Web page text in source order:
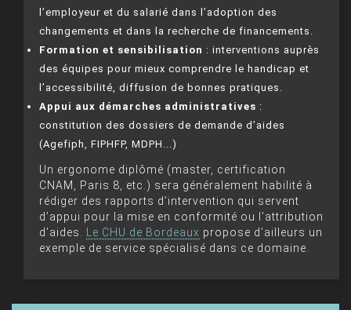
l’employeur et du salarié dans l’adoption des
changements et dans la recherche de financements.
Formation et sensibilisation : interventions auprès
des équipes pour mieux comprendre le handicap et
l’accessibilité, diffusion de bonnes pratiques.
Appui aux démarches administratives :
constitution des dossiers de demande d’aides
(Agefiph, FIPHFP, MDPH...)
Un ergonome diplômé (master, certification
CNAM, Paris 8, etc.) sera généralement habilité à
rédiger des rapports d’intervention qui servent
d’appui pour la mise en conformité ou l’attribution
d’aides.
Le CHU de Bordeaux propose d’ailleurs un
exemple de service spécialisé dans ce domaine.